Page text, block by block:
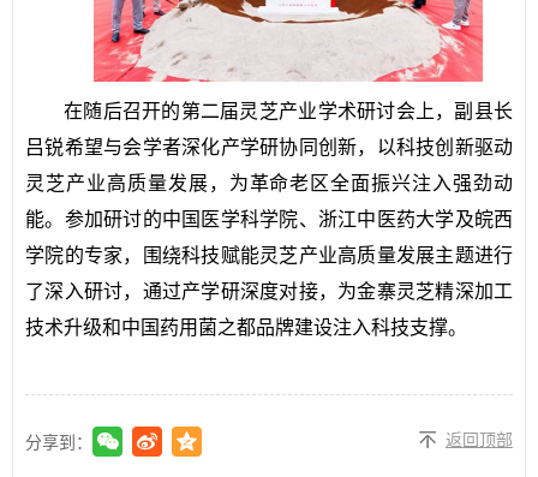
在随后召开的第二届灵芝产业学术研讨会上，副县长
吕锐希望与会学者深化产学研协同创新，以科技创新驱动
灵芝产业高质量发展，为革命老区全面振兴注入强劲动
能。参加研讨的中国医学科学院、浙江中医药大学及皖西
学院的专家，围绕科技赋能灵芝产业高质量发展主题进行
了深入研讨，通过产学研深度对接，为金寨灵芝精深加工
技术升级和中国药用菌之都品牌建设注入科技支撑。
分享到： 返回顶部